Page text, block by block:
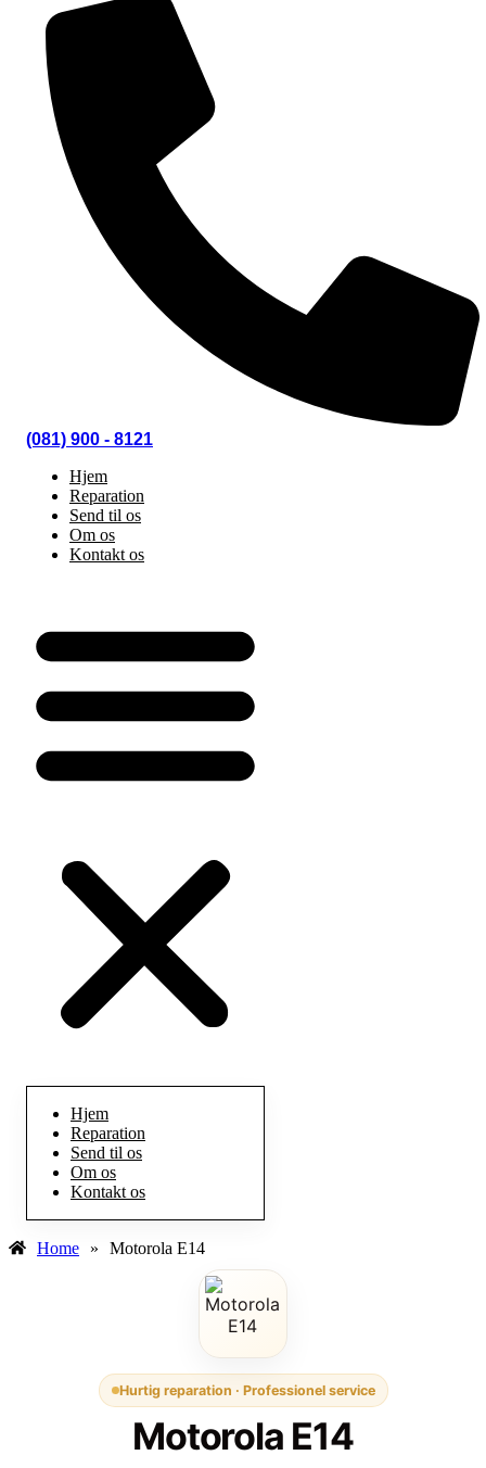
(081) 900 - 8121
Hjem
Reparation
Send til os
Om os
Kontakt os
Hjem
Reparation
Send til os
Om os
Kontakt os
Home » Motorola E14
Hurtig reparation · Professionel service
Motorola E14